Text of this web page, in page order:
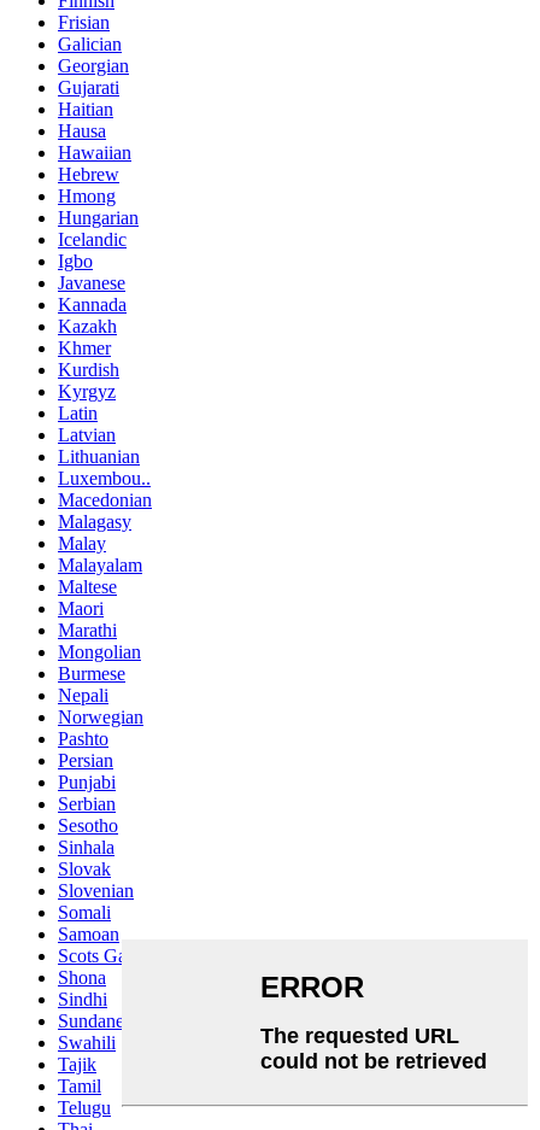
Frisian
Galician
Georgian
Gujarati
Haitian
Hausa
Hawaiian
Hebrew
Hmong
Hungarian
Icelandic
Igbo
Javanese
Kannada
Kazakh
Khmer
Kurdish
Kyrgyz
Latin
Latvian
Lithuanian
Luxembou..
Macedonian
Malagasy
Malay
Malayalam
Maltese
Maori
Marathi
Mongolian
Burmese
Nepali
Norwegian
Pashto
Persian
Punjabi
Serbian
Sesotho
Sinhala
Slovak
Slovenian
Somali
Samoan
Scots Gaelic
Shona
Sindhi
Sundanese
Swahili
Tajik
Tamil
Telugu